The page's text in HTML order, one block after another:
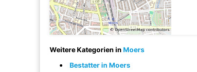
Weitere Kategorien in Moers
Bestatter in Moers